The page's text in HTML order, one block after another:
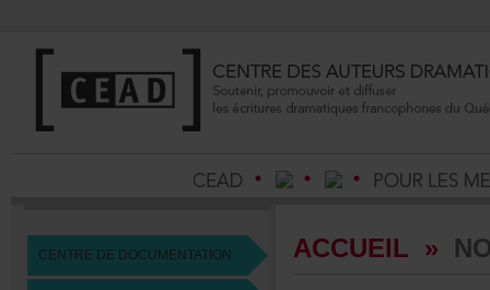
CENTREDEDOCUMENTATION ACCUEIL »